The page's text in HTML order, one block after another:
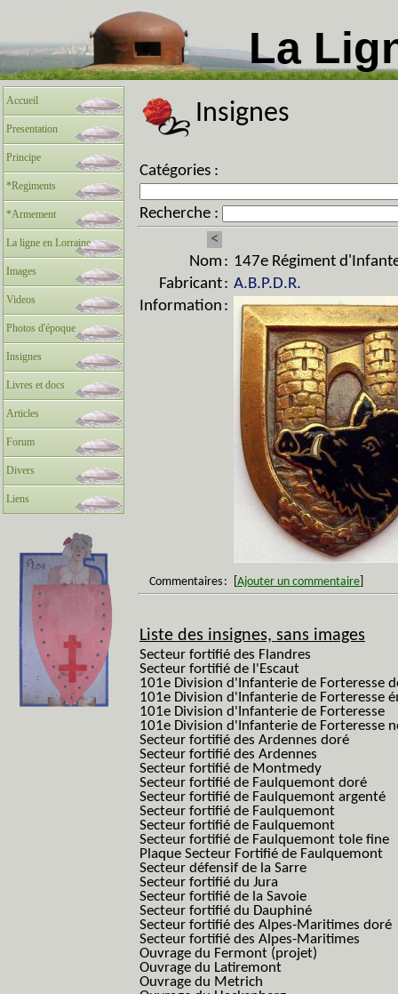
La
Accueil
Presentation
Principe
*Regiments
*Armement
La ligne en Lorraine
Images
Videos
Photos d'époque
Insignes
Livres et docs
Articles
Forum
Divers
Liens
Insignes
Catégories :
Recherche :
<
Nom : 147e Régiment
Fabricant: A.B.P.D.R.
Information :
Commentaires : Ajouter un commentaire
Liste des insignes, sans images
Secteur fortifié des Flandres
Secteur fortifié de l'Escaut
101e Division d'Infanterie de Forteresse
101e Division d'Infanterie de Forteresse
101e Division d'Infanterie de Forteresse
101e Division d'Infanterie de Forteresse
Secteur fortifié des Ardennes doré
Secteur fortifié des Ardennes
Secteur fortifié de Montmedy
Secteur fortifié de Faulquemont doré
Secteur fortifié de Faulquemont argenté
Secteur fortifié de Faulquemont
Secteur fortifié de Faulquemont
Secteur fortifié de Faulquemont tole fine
Plaque Secteur Fortifié de Faulquemont
Secteur défensif de la Sarre
Secteur fortifié du Jura
Secteur fortifié de la Savoie
Secteur fortifié du Dauphiné
Secteur fortifié des Alpes-Maritimes doré
Secteur fortifié des Alpes-Maritimes
Ouvrage du Fermont (projet)
Ouvrage du Latiremont
Ouvrage du Metrich